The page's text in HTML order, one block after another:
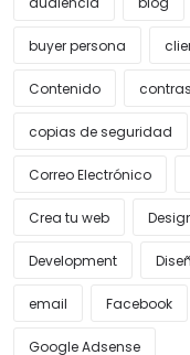
buyer persona
Contenido
copias de seguridad
Correo Electrónico
Crea tu web
Development
email Facebook
Google Adsense